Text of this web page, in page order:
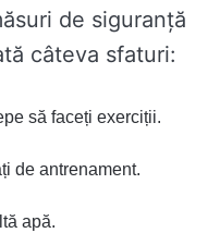
de siguranță
câteva sfaturi:
să faceți exerciții.
de antrenament.
apă.